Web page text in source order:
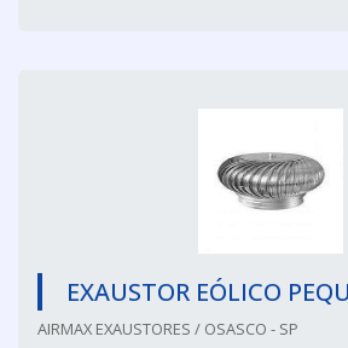
EXAUSTOR EÓLICO
AIRMAX EXAUSTORES / OSASCO - SP